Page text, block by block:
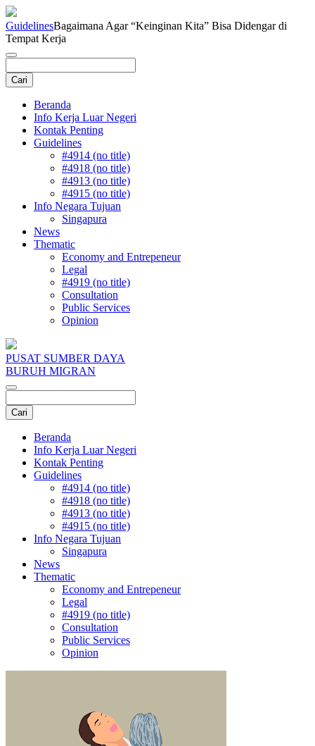
GuidelinesBagaimana Agar “Keinginan Kita” Bisa Didengar di
Tempat Kerja
Beranda
Info Kerja Luar Negeri
Kontak Penting
Guidelines
#4914 (no title)
#4918 (no title)
#4913 (no title)
#4915 (no title)
Info Negara Tujuan
Singapura
News
Thematic
Economy and Entrepeneur
Legal
#4919 (no title)
Consultation
Public Services
Opinion
PUSAT SUMBER DAYA
BURUH MIGRAN
Beranda
Info Kerja Luar Negeri
Kontak Penting
Guidelines
#4914 (no title)
#4918 (no title)
#4913 (no title)
#4915 (no title)
Info Negara Tujuan
Singapura
News
Thematic
Economy and Entrepeneur
Legal
#4919 (no title)
Consultation
Public Services
Opinion